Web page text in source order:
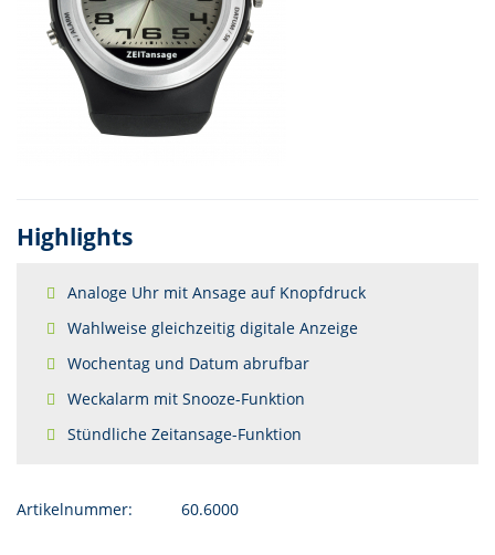
Highlights
Analoge Uhr mit Ansage auf Knopfdruck
Wahlweise gleichzeitig digitale Anzeige
Wochentag und Datum abrufbar
Weckalarm mit Snooze-Funktion
Stündliche Zeitansage-Funktion
Artikelnummer: 60.6000